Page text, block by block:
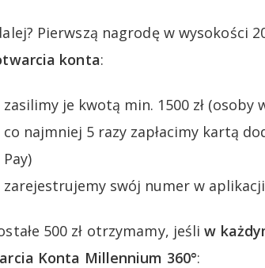
Pierwszą nagrodę w wysokości
konta:
zasilimy je kwotą min. 1500 zł (osoby
co najmniej 5 razy zapłacimy kartą
Pay)
zarejestrujemy swój numer w
500 zł otrzymamy, jeśliw
Konta Millennium 360°: